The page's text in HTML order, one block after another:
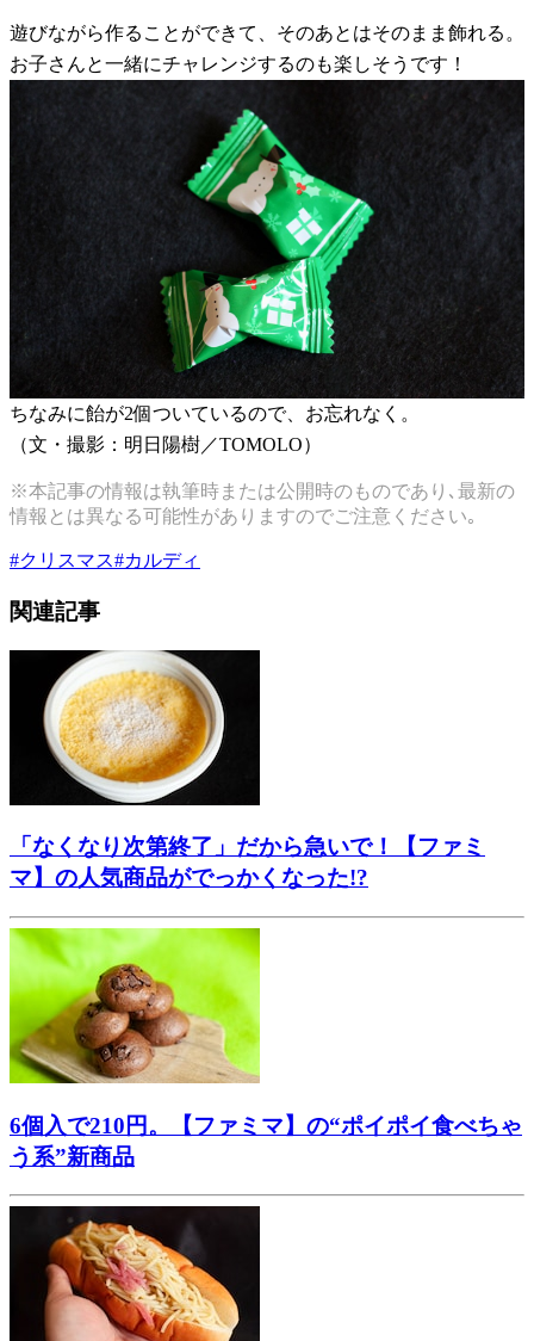
遊びながら作ることができて、そのあとはそのまま飾れる。
お子さんと一緒にチャレンジするのも楽しそうです！
ちなみに飴が2個ついているので、お忘れなく。
（文・撮影：明日陽樹／TOMOLO）
※本記事の情報は執筆時または公開時のものであり､最新の
情報とは異なる可能性がありますのでご注意ください｡
#クリスマス#カルディ
関連記事
「なくなり次第終了」だから急いで！【ファミ
マ】の人気商品がでっかくなった!?
6個入で210円。【ファミマ】の“ポイポイ食べちゃ
う系”新商品